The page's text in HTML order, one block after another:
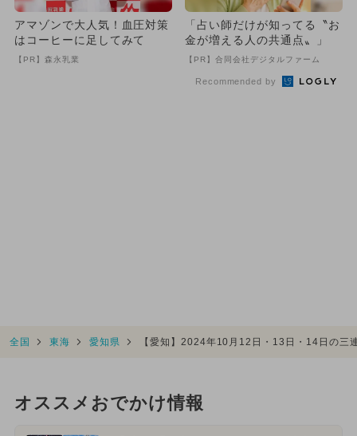
アマゾンで大人気！血圧対策
はコーヒーに足してみて
【PR】森永乳業
「占い師だけが知ってる〝お
金が増える人の共通点〟」
【PR】合同会社デジタルファーム
Recommended by
全国 東海 愛知県 【愛知】2024年10月12日・13日・14日の三
オススメおでかけ情報